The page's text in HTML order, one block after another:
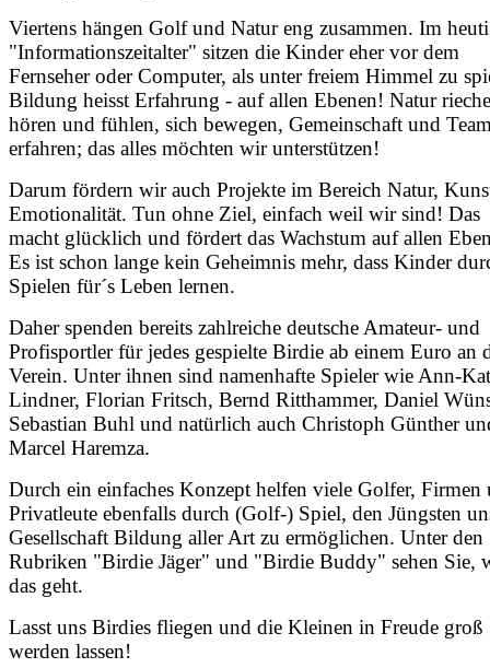
Viertens hängen Golf und Natur eng zusammen. Im
"Informationszeitalter" sitzen die Kinder eher vor dem
Fernseher oder Computer, als unter freiem Himmel zu
Bildung heisst Erfahrung - auf allen Ebenen! Natur
hören und fühlen, sich bewegen, Gemeinschaft und
erfahren; das alles möchten wir unterstützen!
Darum fördern wir auch Projekte im Bereich Natur,
Emotionalität. Tun ohne Ziel, einfach weil wir sind! Das
macht glücklich und fördert das Wachstum auf allen
Es ist schon lange kein Geheimnis mehr, dass Kinder
Spielen für´s Leben lernen.
Daher spenden bereits zahlreiche deutsche Amateur- und
Profisportler für jedes gespielte Birdie ab einem Euro an
Verein. Unter ihnen sind namenhafte Spieler wie Ann-
Lindner, Florian Fritsch, Bernd Ritthammer, Daniel
Sebastian Buhl und natürlich auch Christoph Günther
Marcel Haremza.
Durch ein einfaches Konzept helfen viele Golfer, Firmen
Privatleute ebenfalls durch (Golf-) Spiel, den Jüngsten
Gesellschaft Bildung aller Art zu ermöglichen. Unter den
Rubriken "Birdie Jäger" und "Birdie Buddy" sehen Sie,
das geht.
Lasst uns Birdies fliegen und die Kleinen in Freude groß
werden lassen!